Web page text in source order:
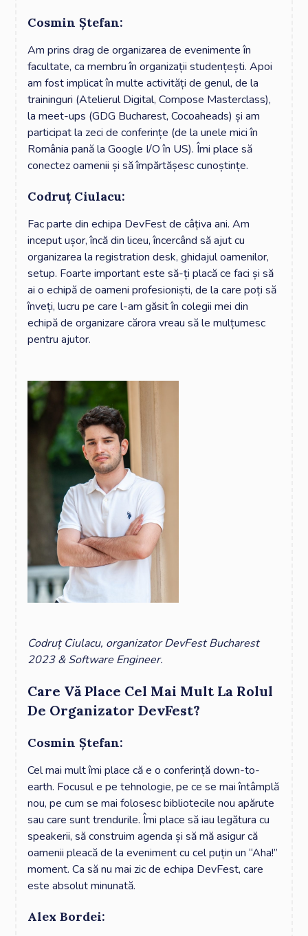
Cosmin Ștefan:
Am prins drag de organizarea de evenimente în
facultate, ca membru în organizații studențești. Apoi
am fost implicat în multe activități de genul, de la
traininguri (Atelierul Digital, Compose Masterclass),
la meet-ups (GDG Bucharest, Cocoaheads) și am
participat la zeci de conferințe (de la unele mici în
România pană la Google I/O în US). Îmi place să
conectez oamenii și să împărtășesc cunoștințe.
Codruț Ciulacu:
Fac parte din echipa DevFest de câțiva ani. Am
inceput ușor, încă din liceu, încercând să ajut cu
organizarea la registration desk, ghidajul oamenilor,
setup. Foarte important este să-ți placă ce faci și să
ai o echipă de oameni profesioniști, de la care poți să
înveți, lucru pe care l-am găsit în colegii mei din
echipă de organizare cărora vreau să le mulțumesc
pentru ajutor.
Codruț Ciulacu, organizator DevFest Bucharest
2023 & Software Engineer.
Care Vă Place Cel Mai Mult La Rolul
De Organizator DevFest?
Cosmin Ștefan:
Cel mai mult îmi place că e o conferință down-to-
earth. Focusul e pe tehnologie, pe ce se mai întâmplă
nou, pe cum se mai folosesc bibliotecile nou apărute
sau care sunt trendurile. Îmi place să iau legătura cu
speakerii, să construim agenda și să mă asigur că
oamenii pleacă de la eveniment cu cel puțin un “Aha!”
moment. Ca să nu mai zic de echipa DevFest, care
este absolut minunată.
Alex Bordei: